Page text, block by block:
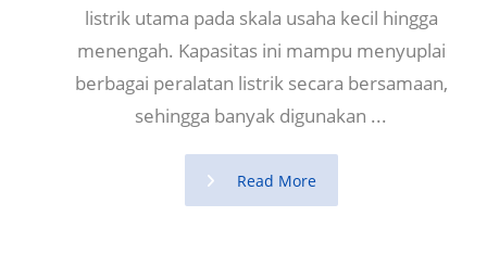
listrik utama pada skala usaha kecil hingga
menengah. Kapasitas ini mampu menyuplai
berbagai peralatan listrik secara bersamaan,
sehingga banyak digunakan ...
Read More